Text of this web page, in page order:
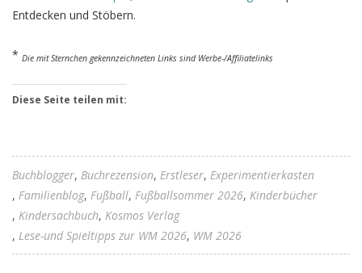
Entdecken und Stöbern.
* Die mit Sternchen gekennzeichneten Links sind Werbe-/Affiliatelinks
Diese Seite teilen mit:
Buchblogger Buchrezension Erstleser Experimentierkasten
Familienblog Fußball Fußballsommer 2026 Kinderbücher
Kindersachbuch Kosmos Verlag
Lese-und Spieltipps zur WM 2026 WM 2026